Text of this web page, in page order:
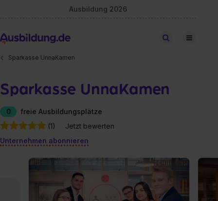
Ausbildung 2026
Stellen finden
Sparkasse UnnaKamen
Sparkasse UnnaKamen
0
freie Ausbildungsplätze
(1)
Jetzt bewerten
Unternehmen abonnieren